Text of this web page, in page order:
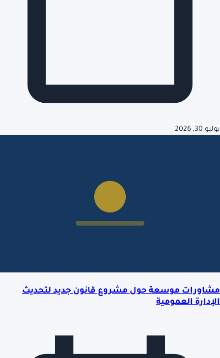
يوليو 30, 2026
مشاورات موسعة حول مشروع قانون جديد لتحديث
الإدارة العمومية